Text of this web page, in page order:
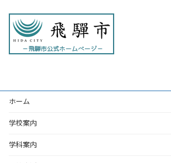
ホーム
学校案内
学科案内